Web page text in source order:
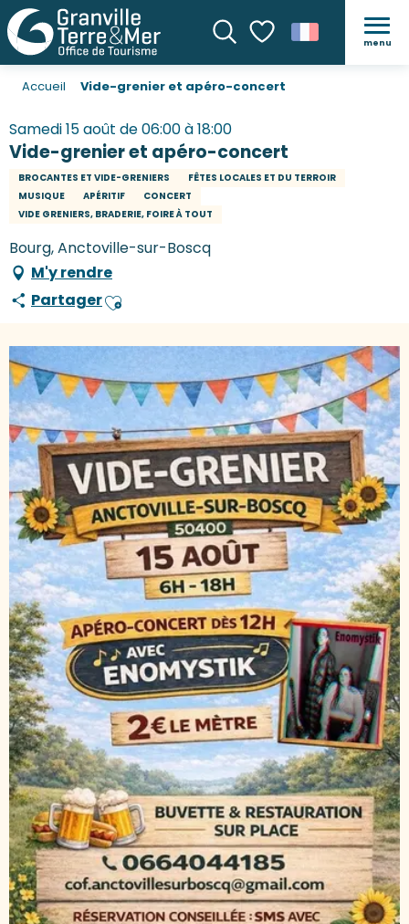
Recherche
Voir les favoris
menu
Accueil Vide-grenier et apéro-concert
Samedi 15 août de 06:00 à 18:00
Vide-grenier et apéro-concert
BROCANTES ET VIDE-GRENIERS
FÊTES LOCALES ET DU TERROIR
MUSIQUE
APÉRITIF
CONCERT
VIDE GRENIERS, BRADERIE, FOIRE À TOUT
Bourg, Anctoville-sur-Boscq
M'y rendre
PartagerAjouter aux favoris